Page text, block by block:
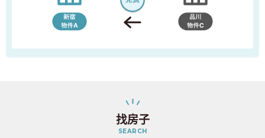
找房子
SEARCH